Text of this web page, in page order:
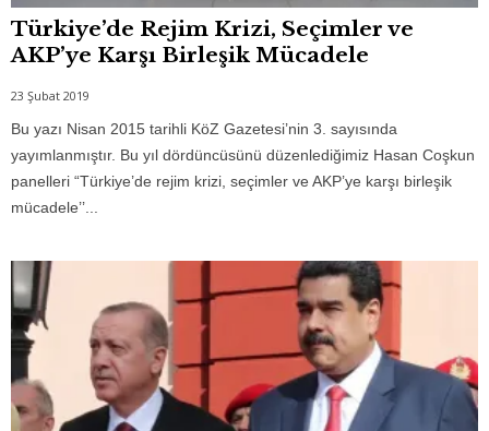
Türkiye’de Rejim Krizi, Seçimler ve
AKP’ye Karşı Birleşik Mücadele
23 Şubat 2019
Bu yazı Nisan 2015 tarihli KöZ Gazetesi’nin 3. sayısında
yayımlanmıştır. Bu yıl dördüncüsünü düzenlediğimiz Hasan Coşkun
panelleri “Türkiye’de rejim krizi, seçimler ve AKP’ye karşı birleşik
mücadele’’...